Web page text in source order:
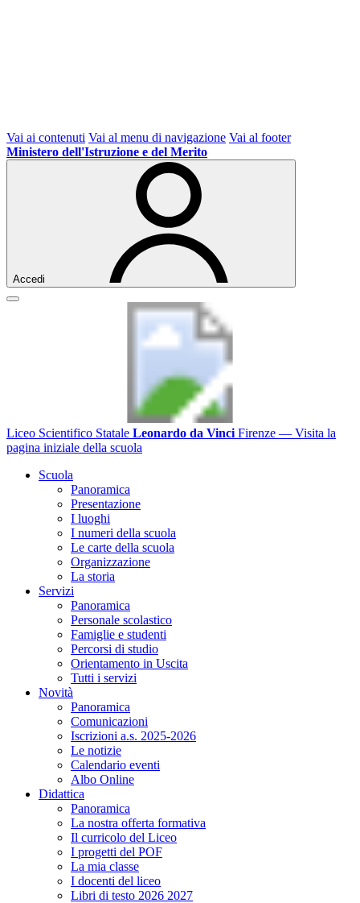
Vai ai contenuti Vai al menu di navigazione Vai al footer
Ministero dell'Istruzione e del Merito
Accedi
Liceo Scientifico Statale Leonardo da Vinci Firenze — Visita la
pagina iniziale della scuola
Scuola
Panoramica
Presentazione
I luoghi
I numeri della scuola
Le carte della scuola
Organizzazione
La storia
Servizi
Panoramica
Personale scolastico
Famiglie e studenti
Percorsi di studio
Orientamento in Uscita
Tutti i servizi
Novità
Panoramica
Comunicazioni
Iscrizioni a.s. 2025-2026
Le notizie
Calendario eventi
Albo Online
Didattica
Panoramica
La nostra offerta formativa
Il curricolo del Liceo
I progetti del POF
La mia classe
I docenti del liceo
Libri di testo 2026 2027